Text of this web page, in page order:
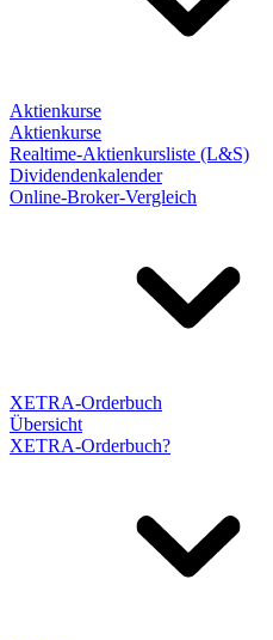
Aktienkurse
Aktienkurse
Realtime-Aktienkursliste (L&S)
Dividendenkalender
Online-Broker-Vergleich
XETRA-Orderbuch
Übersicht
XETRA-Orderbuch?